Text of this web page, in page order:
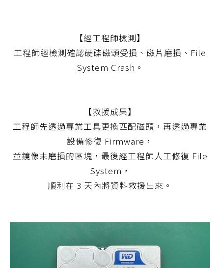
【經工程師檢測】
工程師經檢測確認硬碟磁頭受損、磁片磨損、File
System Crash。
【救援成果】
工程師先透過專業工具更換匹配磁頭，再透過專業
設備修復 Firmware，
並鏡像未磨損的區塊，最後經工程師人工修復 File
System，
順利在 3 天內將資料救援出來。